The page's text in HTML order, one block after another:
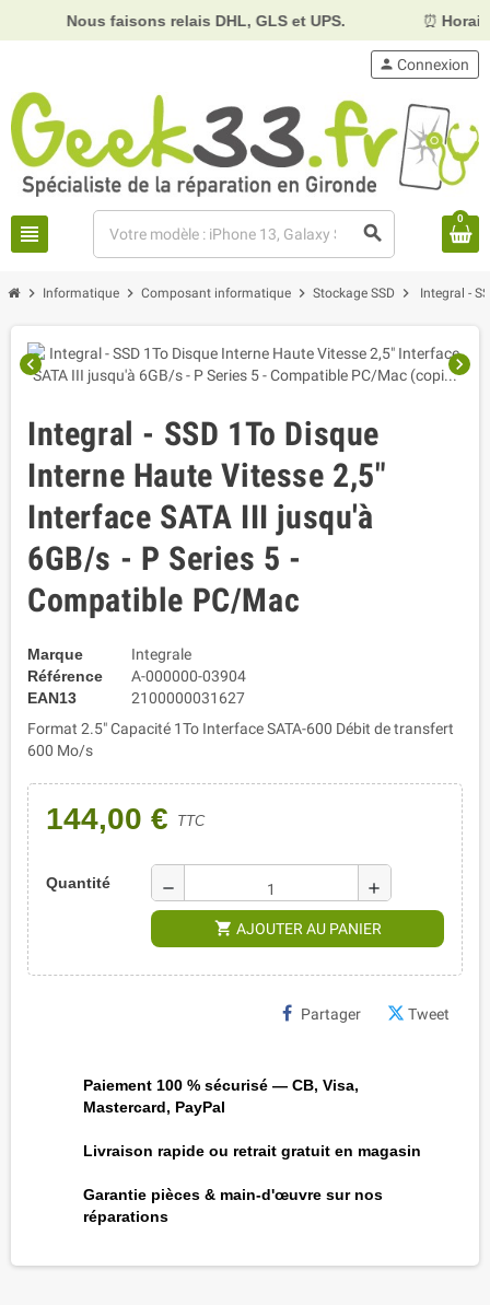
Nous faisons relais DHL, GLS et UPS. Horaires :
view_headline search
person Connexion
0
chevron_right Informatique chevron_right Composant informatique chevron_right Stockage SSD chevron_right Integral -
chevron_left chevron_right
Integral - SSD 1To Disque
Interne Haute Vitesse 2,5"
Interface SATA III jusqu'à
6GB/s - P Series 5 -
Compatible PC/Mac
Marque
Integrale
Référence
A-000000-03904
EAN13
2100000031627
Format 2.5" Capacité 1To Interface SATA-600 Débit de transfert
600 Mo/s
144,00 € TTC
Quantité remove add
shopping_cart AJOUTER AU PANIER
Partager Tweet
Paiement 100 % sécurisé — CB, Visa,
Mastercard, PayPal
Livraison rapide ou retrait gratuit en magasin
Garantie pièces & main-d'œuvre sur nos
réparations